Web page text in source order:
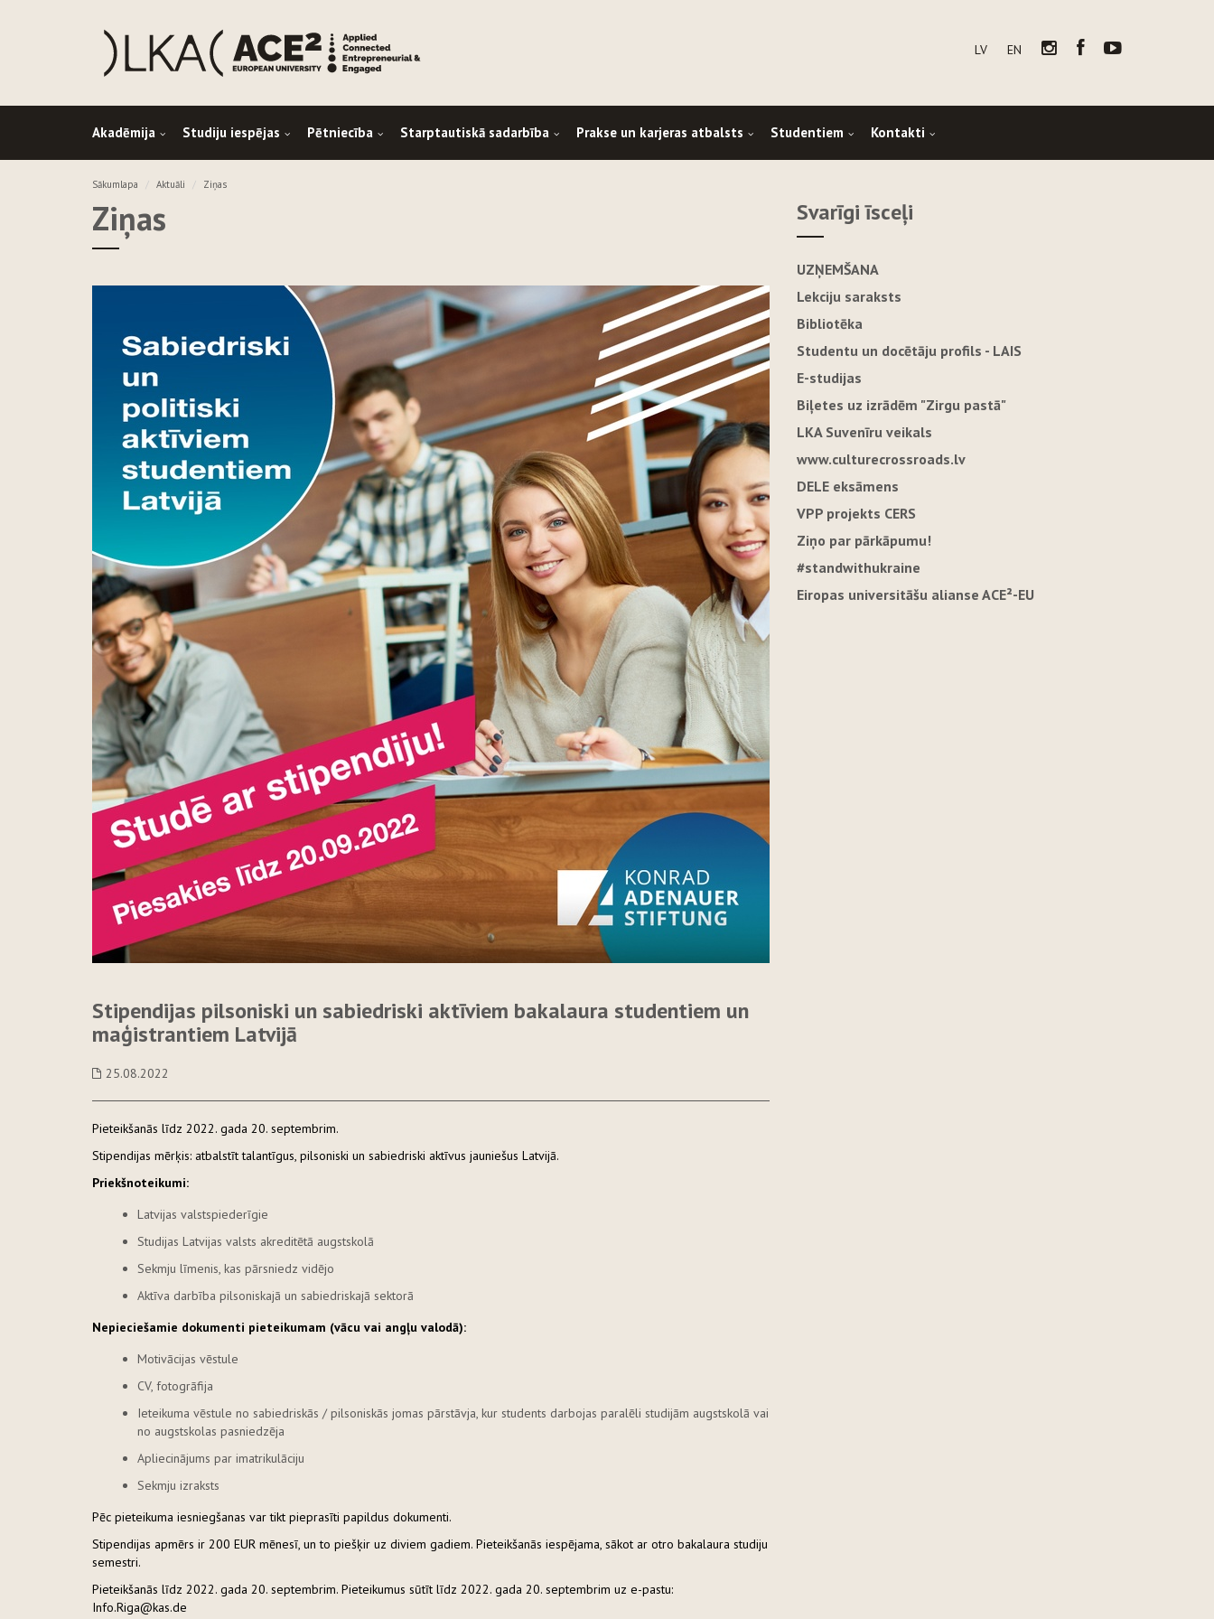
LV EN
Akadēmija Studiju iespējas Pētniecība Starptautiskā sadarbība Prakse un karjeras atbalsts Studentiem Kontakti
Sākumlapa Aktuāli Ziņas
Ziņas
Stipendijas pilsoniski un sabiedriski aktīviem bakalaura studentiem un
maģistrantiem Latvijā
25.08.2022
Pieteikšanās līdz 2022. gada 20. septembrim.
Stipendijas mērķis: atbalstīt talantīgus, pilsoniski un sabiedriski aktīvus jauniešus Latvijā.
Priekšnoteikumi:
Latvijas valstspiederīgie
Studijas Latvijas valsts akreditētā augstskolā
Sekmju līmenis, kas pārsniedz vidējo
Aktīva darbība pilsoniskajā un sabiedriskajā sektorā
Nepieciešamie dokumenti pieteikumam (vācu vai angļu valodā):
Motivācijas vēstule
CV, fotogrāfija
Ieteikuma vēstule no sabiedriskās / pilsoniskās jomas pārstāvja, kur students darbojas paralēli studijām augstskolā vai
no augstskolas pasniedzēja
Apliecinājums par imatrikulāciju
Sekmju izraksts
Pēc pieteikuma iesniegšanas var tikt pieprasīti papildus dokumenti.
Stipendijas apmērs ir 200 EUR mēnesī, un to piešķir uz diviem gadiem. Pieteikšanās iespējama, sākot ar otro bakalaura studiju
semestri.
Pieteikšanās līdz 2022. gada 20. septembrim. Pieteikumus sūtīt līdz 2022. gada 20. septembrim uz e-pastu:
Info.Riga@kas.de
Svarīgi īsceļi
UZŅEMŠANA
Lekciju saraksts
Bibliotēka
Studentu un docētāju profils - LAIS
E-studijas
Biļetes uz izrādēm "Zirgu pastā"
LKA Suvenīru veikals
www.culturecrossroads.lv
DELE eksāmens
VPP projekts CERS
Ziņo par pārkāpumu!
#standwithukraine
Eiropas universitāšu alianse ACE²-EU